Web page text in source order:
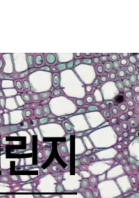
지